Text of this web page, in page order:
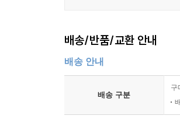
제6장. 에고와 사회적 기준
1. 사회적 필터의 독재와 주도
배송/반품/교환 안내
배송 안내
배송 구분
구